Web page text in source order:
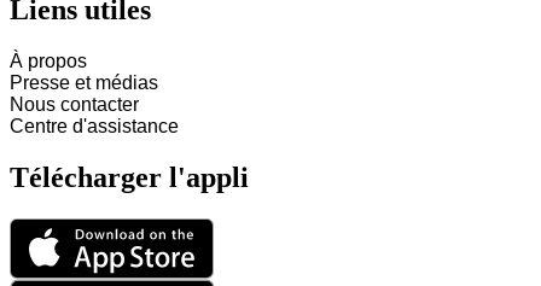
Liens utiles
À propos
Presse et médias
Nous contacter
Centre d'assistance
Télécharger l'appli